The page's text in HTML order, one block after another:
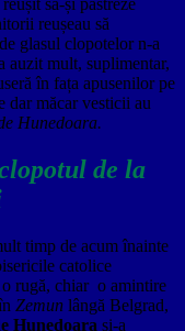
să-și păstreze
reușeau să
glasul clopotelor n-a
auzit mult, suplimentar,
în fața apusenilor pe
dar măcar vesticii au
Hunedoara.
de la
timp de acum înainte
catolice
rugă, chiar o amintire
Zemun lângă Belgrad,
Hunedoara și-a